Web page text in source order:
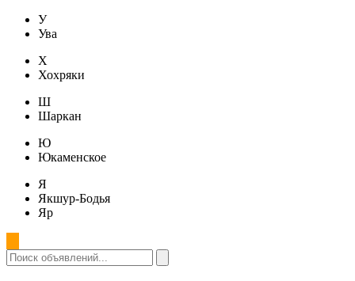
У
Ува
Х
Хохряки
Ш
Шаркан
Ю
Юкаменское
Я
Якшур-Бодья
Яр